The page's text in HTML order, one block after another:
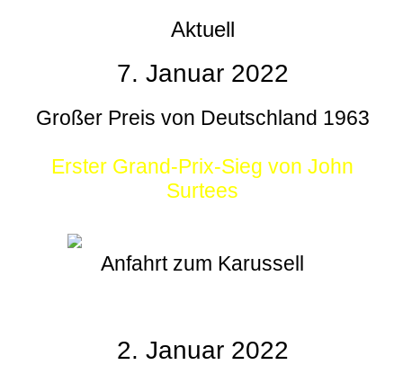
Aktuell
7. Januar 2022
Großer Preis von Deutschland 1963
Erster Grand-Prix-Sieg von John
Surtees
Anfahrt zum Karussell
2. Januar 2022